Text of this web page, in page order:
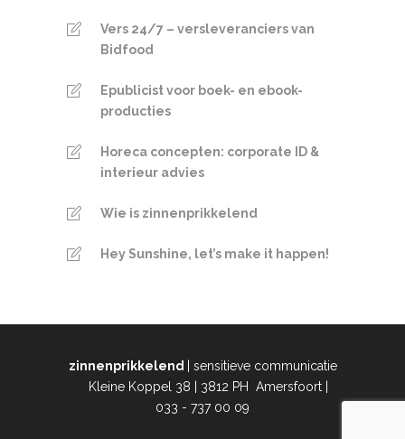
Vers 24/7 – versleveranciers van
Bidfood
Epublicist voor boek- en ebook-
producties
Horeca concepten: corporate ID &
interieur advies
Wie is zinnenprikkelend
Hey Sunshine, let’s make it happen!
zinnenprikkelend
| sensitieve communicatie
Kleine Koppel 38 | 3812 PH Amersfoort |
033 - 737 00 09